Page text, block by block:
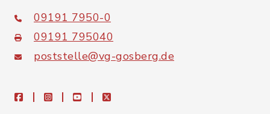
09191 7950-0
09191 795040
poststelle@vg-gosberg.de
facebookinstagramyoutubeX